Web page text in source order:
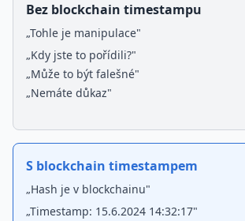
Bez blockchain timestampu
„Tohle je manipulace"
„Kdy jste to pořídili?"
„Může to být falešné"
„Nemáte důkaz"
S blockchain timestampem
„Hash je v blockchainu"
„Timestamp: 15.6.2024 14:32:17"